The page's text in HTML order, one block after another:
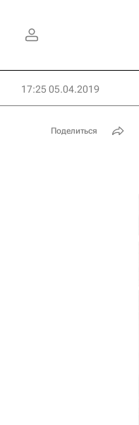
17:25 05.04.2019
Поделиться